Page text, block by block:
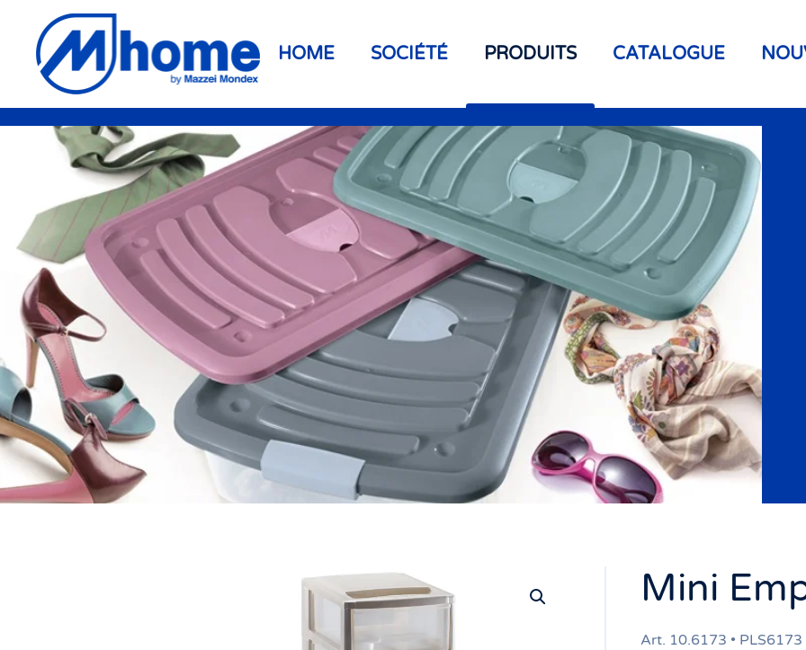
Skip to main content HOME SOCIÉTÉ PRODUITS CATALOGUE
Mini
Art. 10.6173 • PLS6173